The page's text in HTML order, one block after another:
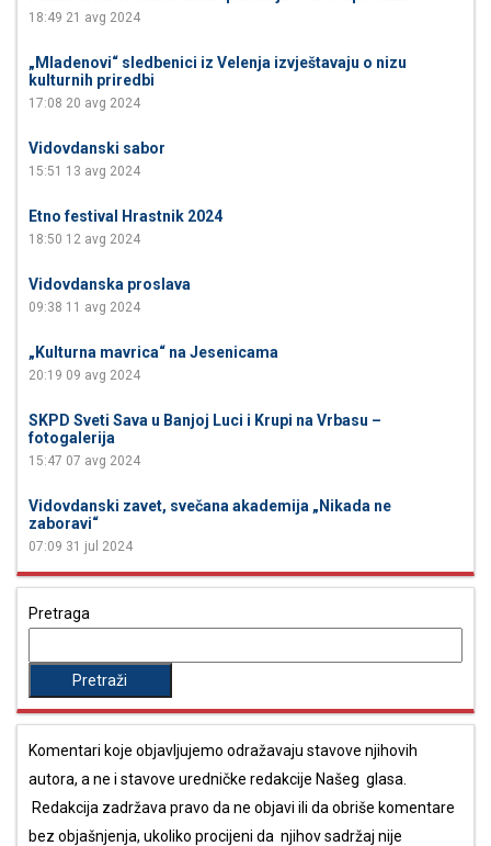
18:49 21 avg 2024
„Mladenovi“ sledbenici iz Velenja izvještavaju o nizu
kulturnih priredbi
17:08 20 avg 2024
Vidovdanski sabor
15:51 13 avg 2024
Etno festival Hrastnik 2024
18:50 12 avg 2024
Vidovdanska proslava
09:38 11 avg 2024
„Kulturna mavrica“ na Jesenicama
20:19 09 avg 2024
SKPD Sveti Sava u Banjoj Luci i Krupi na Vrbasu –
fotogalerija
15:47 07 avg 2024
Vidovdanski zavet, svečana akademija „Nikada ne
zaboravi“
07:09 31 jul 2024
Pretraga
za:
Komentari koje objavljujemo odražavaju stavove njihovih
autora, a ne i stavove uredničke redakcije Našeg glasa.
Redakcija zadržava pravo da ne objavi ili da obriše komentare
bez objašnjenja, ukoliko procijeni da njihov sadržaj nije